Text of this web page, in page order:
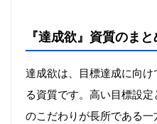
『達成欲』資質のまと
達成欲は、目標達成に向
る資質です。高い目標設
のこだわりが長所である